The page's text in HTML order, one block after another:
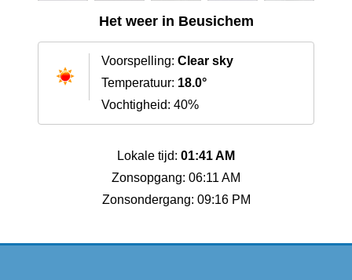
Het weer in Beusichem
Voorspelling: Clear sky
Temperatuur: 18.0°
Vochtigheid: 40%
Lokale tijd: 01:41 AM
Zonsopgang: 06:11 AM
Zonsondergang: 09:16 PM